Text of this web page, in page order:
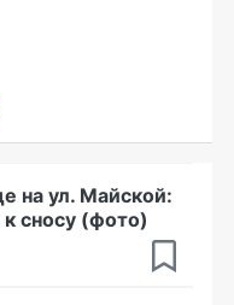
на ул. Майской:
сносу (фото)